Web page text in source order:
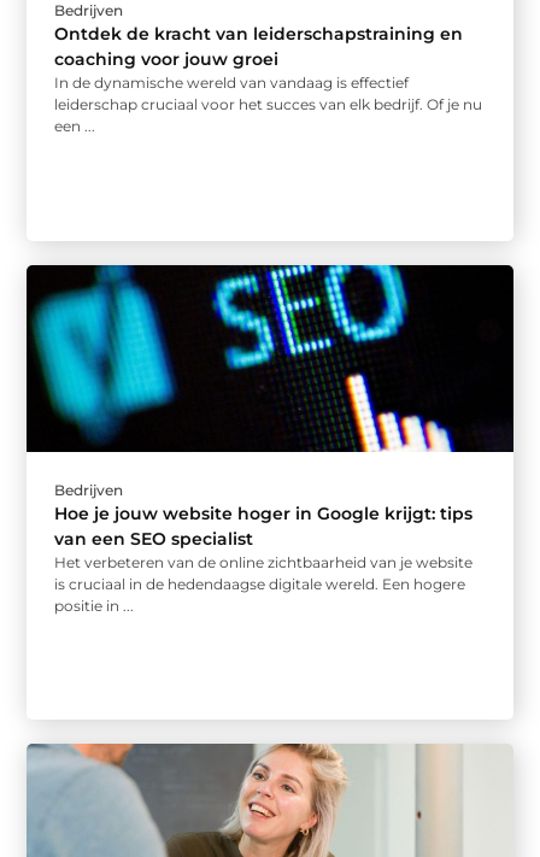
Bedrijven
Ontdek de kracht van leiderschapstraining en
coaching voor jouw groei
In de dynamische wereld van vandaag is effectief
leiderschap cruciaal voor het succes van elk bedrijf. Of je nu
een ...
Bedrijven
Hoe je jouw website hoger in Google krijgt: tips
van een SEO specialist
Het verbeteren van de online zichtbaarheid van je website
is cruciaal in de hedendaagse digitale wereld. Een hogere
positie in ...